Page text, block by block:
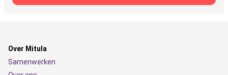
Over Mitula
Samenwerken